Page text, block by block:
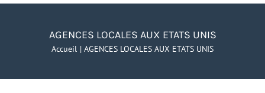
AGENCES LOCALES AUX ETATS UNIS
Accueil AGENCES LOCALES AUX ETATS UNIS